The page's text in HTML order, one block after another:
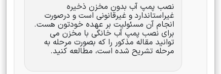
نصب پمپ آب بدون مخزن ذخیره
غیراستاندارد و غیرقانونی است و درصورت
انجام آن مسئولیت بر عهده خودتون هست.
برای نصب پمپ آب خانگی با مخزن می
توانید مقاله مذکور را که بصورت مرحله به
مرحله تشریح شده است، مطالعه کنید.